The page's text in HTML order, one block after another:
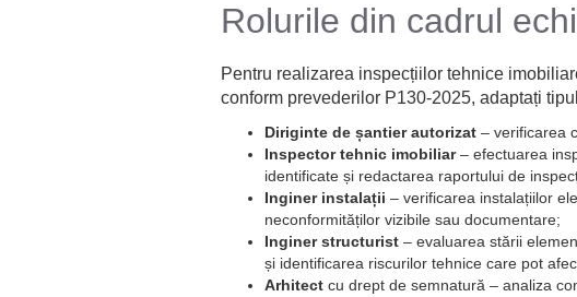
Rolurile din cadrul
Pentru realizarea inspecțiilor tehnice
conform prevederilor P130-2025, adaptați
Diriginte de șantier autorizat – verificarea
Inspector tehnic imobiliar– efectuarea
identificate și redactarea raportului de
Inginer instalații – verificarea instalațiilor
neconformităților vizibile sau documentare;
Inginer structurist – evaluarea stării
și identificarea riscurilor tehnice care pot
Arhitect cu drept de semnatură – analiza